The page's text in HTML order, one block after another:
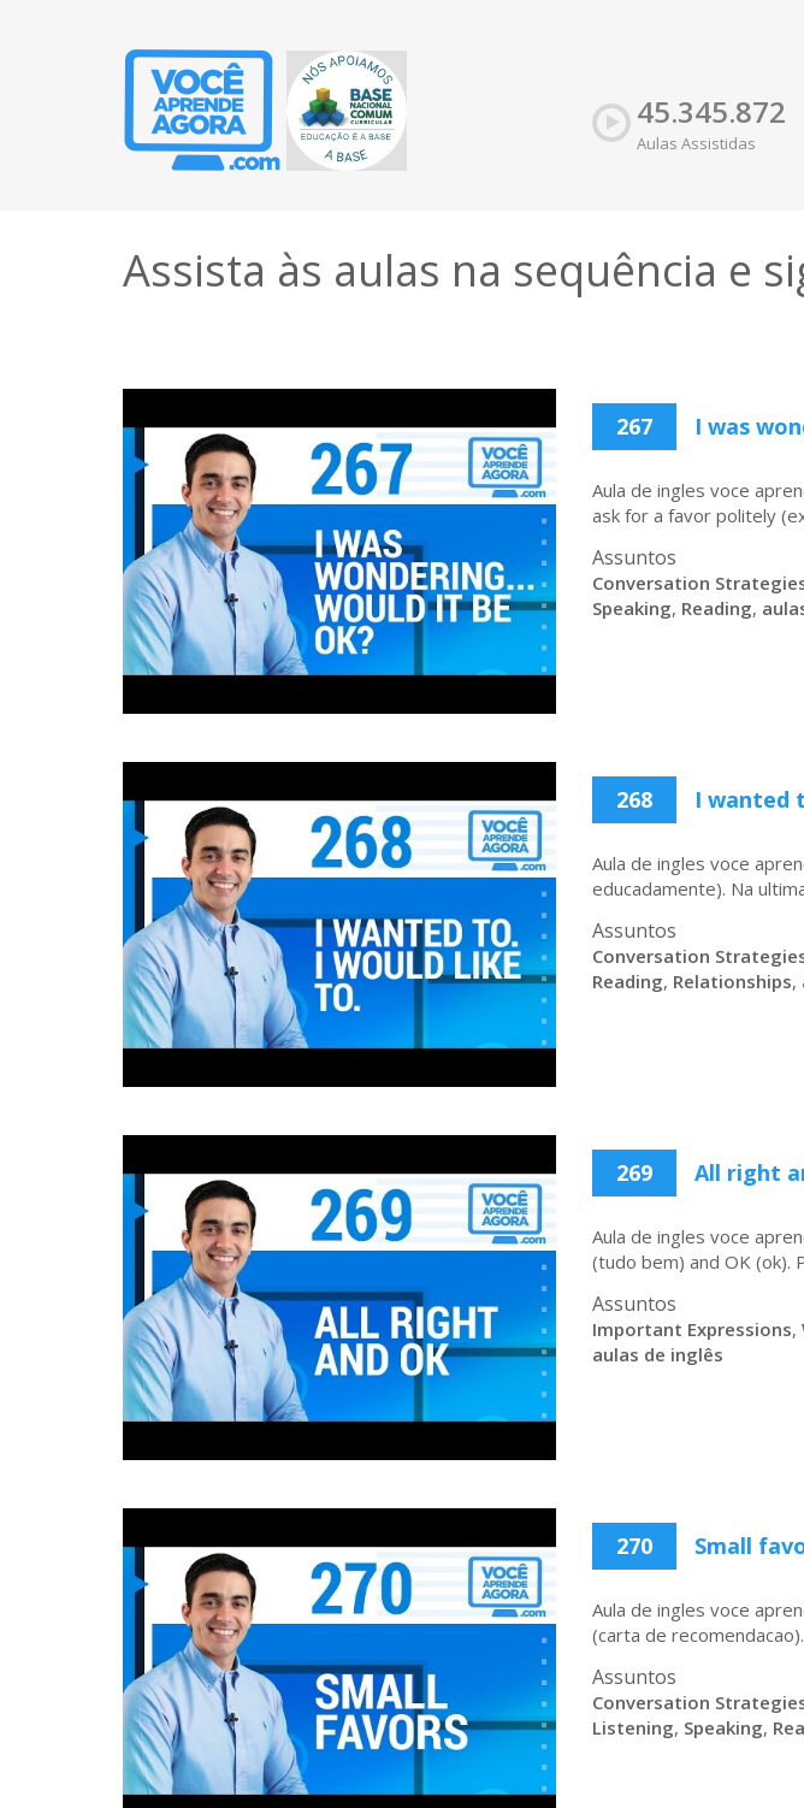
45.345.872
Aulas Assistidas
Assista às aulas na sequência e
267 I was
Aula de ingles voce
ask for a favor politely
Assuntos
Conversation
Speaking, Reading,
268 I wanted
Aula de ingles voce
educadamente). Na
Assuntos
Conversation
Reading, Relationships,
269 All right
Aula de ingles voce
(tudo bem) and OK (ok).
Assuntos
Important Expressions,
aulas de inglês
270 Small
Aula de ingles voce
(carta de
Assuntos
Conversation
Listening, Speaking,